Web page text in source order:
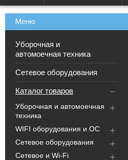
Уборочная и
автомоечная техника
Сетевое оборудования
Каталог товаров
Уборочная и автомоечная
техника
WIFI оборудования и ОС
Сетевое оборудования
Сетевое и Wi-Fi